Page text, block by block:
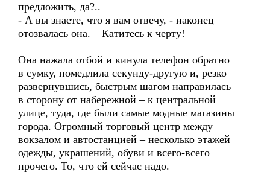
предложить, да?..
- А вы знаете, что я вам отвечу, - наконец
отозвалась она. – Катитесь к черту!
Она нажала отбой и кинула телефон обратно
в сумку, помедлила секунду-другую и, резко
развернувшись, быстрым шагом направилась
в сторону от набережной – к центральной
улице, туда, где были самые модные магазины
города. Огромный торговый центр между
вокзалом и автостанцией – несколько этажей
одежды, украшений, обуви и всего-всего
прочего. То, что ей сейчас надо.